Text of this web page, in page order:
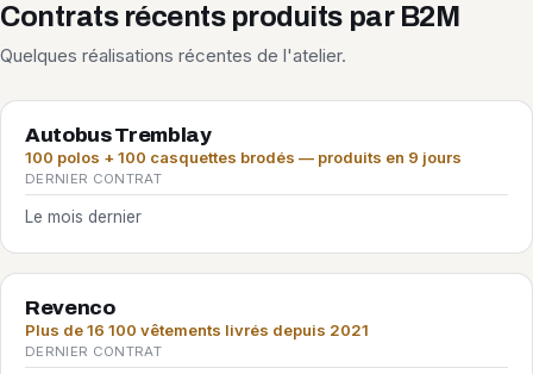
Contrats récents produits par B2M
Quelques réalisations récentes de l'atelier.
Autobus Tremblay
100 polos + 100 casquettes brodés — produits en 9 jours
DERNIER CONTRAT
Le mois dernier
Revenco
Plus de 16 100 vêtements livrés depuis 2021
DERNIER CONTRAT